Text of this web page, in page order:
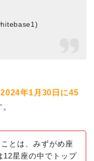
2024年1月30日に45
とは、みずがめ座
12星座の中でトップ